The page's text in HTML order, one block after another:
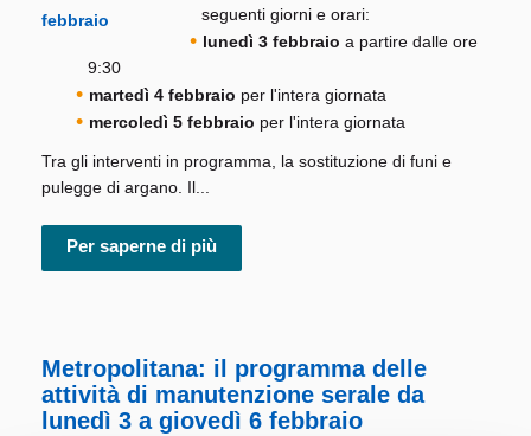
seguenti giorni e orari:
lunedì 3 febbraio a partire dalle ore
9:30
martedì 4 febbraio per l'intera giornata
mercoledì 5 febbraio per l'intera giornata
Tra gli interventi in programma, la sostituzione di funi e
pulegge di argano. Il...
Per saperne di più
Metropolitana: il programma delle
attività di manutenzione serale da
lunedì 3 a giovedì 6 febbraio